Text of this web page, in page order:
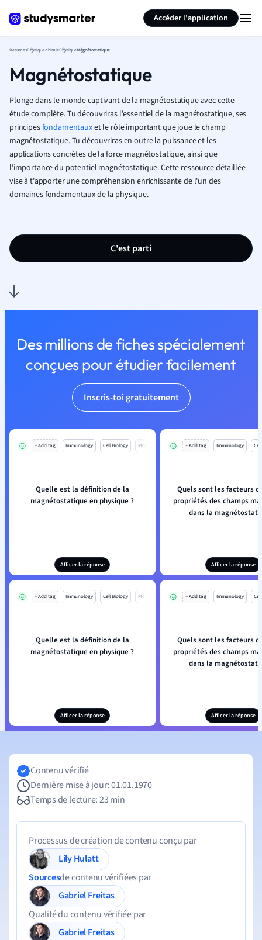
Accéder l'application
ResumesPhysique-chimiePhysiqueMagnétostatique
Magnétostatique
Plonge dans le monde captivant de la magnétostatique avec cette
étude complète. Tu découvriras l'essentiel de la magnétostatique, ses
principesfondamentauxet le rôle important que joue le champ
magnétostatique. Tu découvriras en outre la puissance et les
applications concrètes de la force magnétostatique, ainsi que
l'importance du potentiel magnétostatique. Cette ressource détaillée
vise à t'apporter une compréhension enrichissante de l'un des
domaines fondamentaux de la physique.
C'est parti
Des millions de fiches spécialement
conçues pour étudier facilement
Inscris-toi gratuitement
+ Add tag Immunology Cell Biology Mo
Quelle est la définition de la
magnétostatique en physique ?
Afficer la réponse
+ Add tag Immunology
Quels sont les facteurs
propriétés des champs
dans la
Afficer la réponse
+ Add tag Immunology Cell Biology Mo
Quelle est la définition de la
magnétostatique en physique ?
Afficer la réponse
+ Add tag Immunology
Quels sont les facteurs
propriétés des champs
dans la
Afficer la réponse
Résumer la page
Contenu vérifié
Dernière mise à jour: 01.01.1970
Temps de lecture: 23 min
Processus de création de contenu conçu par
Lily Hulatt
Sourcesde contenu vérifiées par
Gabriel Freitas
Qualité du contenu vérifiée par
Gabriel Freitas